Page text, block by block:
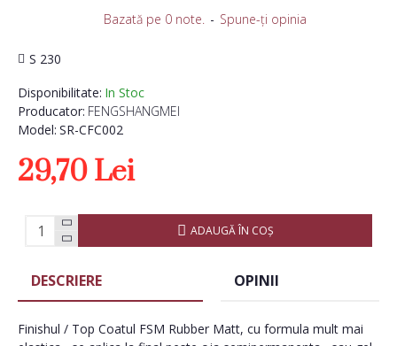
Disponibilitate: In Stoc
Producator: FENGSHANGMEI
Model: SR-CFC002
S 230
Bazată pe 0 note. - Spune-ţi opinia
29,70 Lei
ADAUGĂ ÎN COŞ
DESCRIERE OPINII
Finishul / Top Coatul FSM Rubber Matt, cu formula mult mai